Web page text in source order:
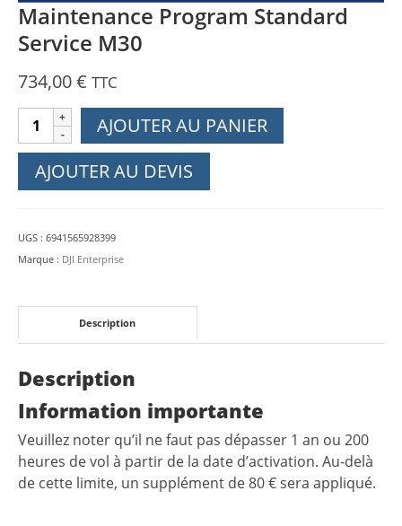
Maintenance Program Standard
Service M30
734,00€ TTC
quantité
de
Maintenance
Program
M30
AJOUTER AU PANIER
AJOUTER AU DEVIS
UGS : 6941565928399
Marque : DJI Enterprise
Description
Description
Information importante
Veuillez noter qu’il ne faut pas dépasser 1 an ou 200
heures de vol à partir de la date d’activation. Au-delà
de cette limite, un supplément de 80 € sera appliqué.